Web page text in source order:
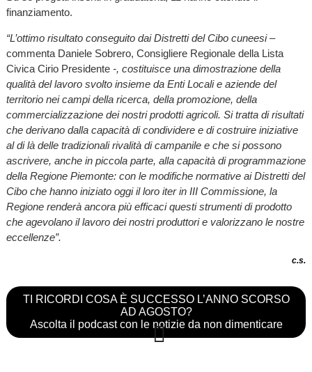
finanziamento.
“L’ottimo risultato conseguito dai Distretti del Cibo cuneesi –
commenta Daniele Sobrero, Consigliere Regionale della Lista
Civica Cirio Presidente-, costituisce una dimostrazione della
qualità del lavoro svolto insieme da Enti Locali e aziende del
territorio nei campi della ricerca, della promozione, della
commercializzazione dei nostri prodotti agricoli. Si tratta di risultati
che derivano dalla capacità di condividere e di costruire iniziative
al di là delle tradizionali rivalità di campanile e che si possono
ascrivere, anche in piccola parte, alla capacità di programmazione
della Regione Piemonte: con le modifiche normative ai Distretti del
Cibo che hanno iniziato oggi il loro iter in III Commissione, la
Regione renderà ancora più efficaci questi strumenti di prodotto
che agevolano il lavoro dei nostri produttori e valorizzano le nostre
eccellenze”.
c.s.
TI RICORDI COSA È SUCCESSO L’ANNO SCORSO
AD AGOSTO?
Ascolta il podcast con le notizie da non dimenticare